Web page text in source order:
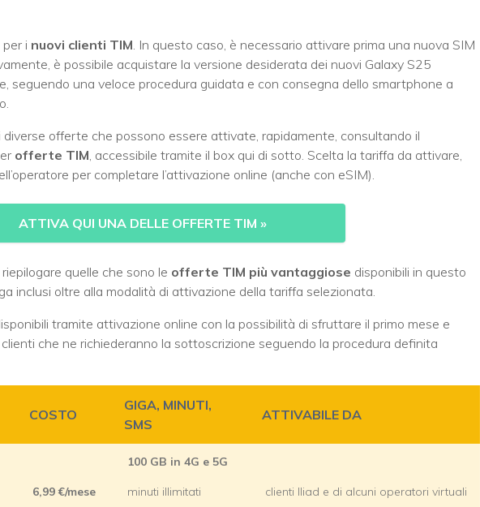
i nuovi clienti TIM . In questo caso, è necessario attivare prima una nuova SIM
è possibile acquistare la versione desiderata dei nuovi Galaxy S25
seguendo una veloce procedura guidata e con consegna dello smartphone a
diverse offerte che possono essere attivate, rapidamente, consultando il
offerte TIM , accessibile tramite il box qui di sotto. Scelta la tariffa da attivare,
per completare l’attivazione online (anche con eSIM).
ATTIVA QUI UNA DELLE OFFERTE TIM »
quelle che sono le offerte TIM più vantaggiose disponibili in questo
inclusi oltre alla modalità di attivazione della tariffa selezionata.
tramite attivazione online con la possibilità di sfruttare il primo mese e
che ne richiederanno la sottoscrizione seguendo la procedura definita
COSTO
GIGA, MINUTI,
SMS
ATTIVABILE DA
6,99 €/mese
100 GB in 4G e 5G
minuti illimitati clienti Iliad e di alcuni operatori virtuali